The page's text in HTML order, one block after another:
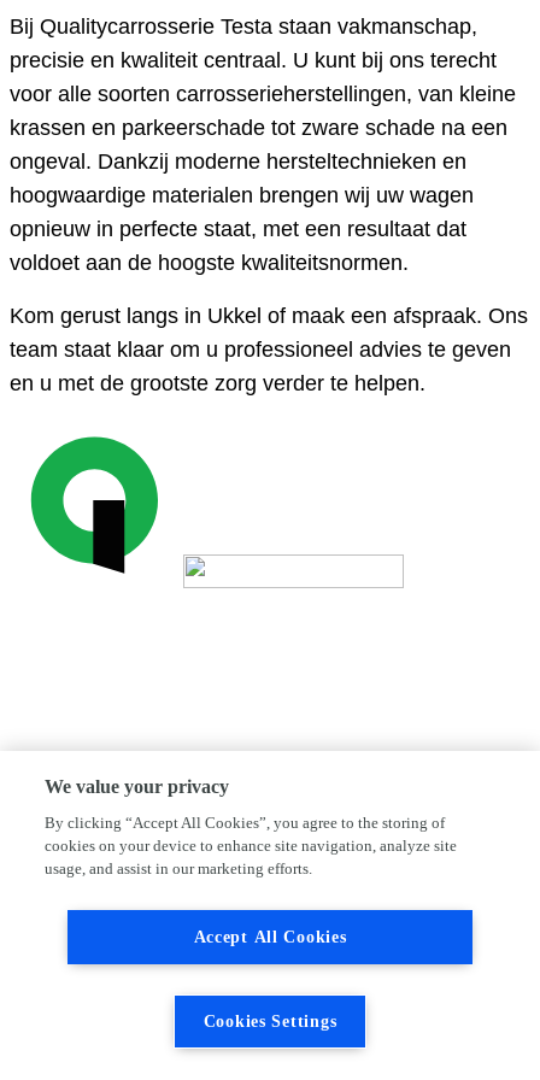
Bij Qualitycarrosserie Testa staan vakmanschap,
precisie en kwaliteit centraal. U kunt bij ons terecht
voor alle soorten carrosserieherstellingen, van kleine
krassen en parkeerschade tot zware schade na een
ongeval. Dankzij moderne hersteltechnieken en
hoogwaardige materialen brengen wij uw wagen
opnieuw in perfecte staat, met een resultaat dat
voldoet aan de hoogste kwaliteitsnormen.
Kom gerust langs in Ukkel of maak een afspraak. Ons
team staat klaar om u professioneel advies te geven
en u met de grootste zorg verder te helpen.
We value your privacy
By clicking “Accept All Cookies”, you agree to the storing of
cookies on your device to enhance site navigation, analyze site
usage, and assist in our marketing efforts.
Accept All Cookies
Cookies Settings